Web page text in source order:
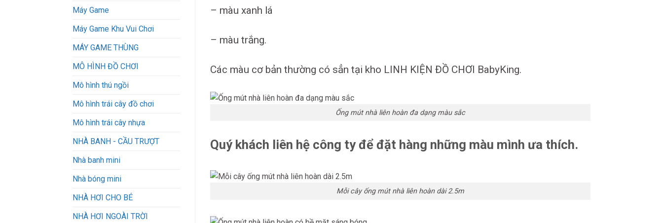
Máy Game
Máy Game Khu Vui Chơi
MÁY GAME THÙNG
MÔ HÌNH ĐỒ CHƠI
Mô hình thú ngồi
Mô hình trái cây đồ chơi
Mô hình trái cây nhựa
NHÀ BANH - CẦU TRƯỢT
Nhà banh mini
Nhà bóng mini
NHÀ HƠI CHO BÉ
NHÀ HƠI NGOÀI TRỜI
– màu xanh lá
– màu trắng.
Các màu cơ bản thường có sẳn tại kho LINH KIỆN ĐỒ CHƠI BabyKing.
Ống mút nhà liên hoàn đa dạng màu sắc
Quý khách liên hệ công ty để đặt hàng những màu mình ưa thích.
Mỗi cây ống mút nhà liên hoàn dài 2.5m